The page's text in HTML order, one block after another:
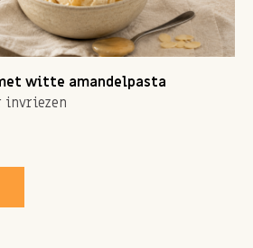
witte amandelpasta
invriezen